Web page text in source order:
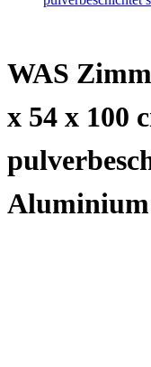
WAS
x 54 x 100
Aluminium